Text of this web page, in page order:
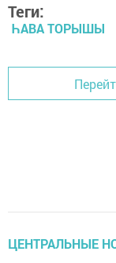
Теги:
ҺАВА ТОРЫШЫ
ЦЕНТРАЛЬНЫЕ